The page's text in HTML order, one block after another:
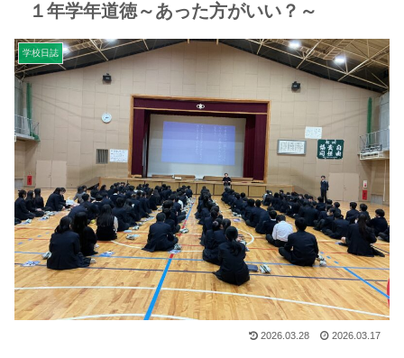
１年学年道徳～あった方がいい？～
学校日誌
2026.03.28 2026.03.17